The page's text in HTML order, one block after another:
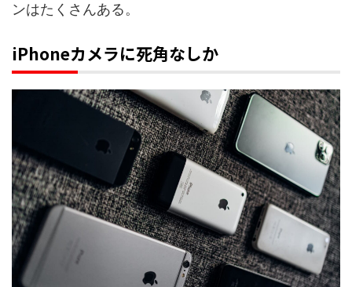
ンはたくさんある。
iPhoneカメラに死角なしか